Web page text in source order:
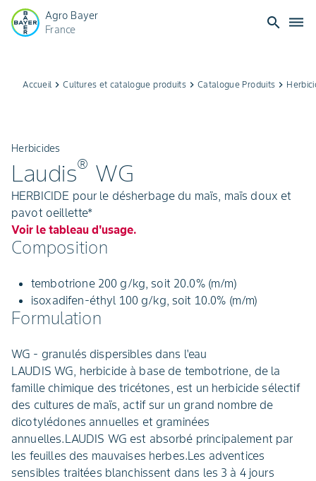
Agro Bayer
France
search dehaze
Accueil keyboard_arrow_rightCultures et catalogue produitskeyboard_arrow_right Catalogue Produits keyboard_arrow_right
Herbicides
Laudis® WG
HERBICIDE pour le désherbage du maïs, maïs doux et
pavot oeillette*
Voir le tableau d'usage.
Composition
tembotrione 200 g/kg, soit 20.0% (m/m)
isoxadifen-éthyl 100 g/kg, soit 10.0% (m/m)
Formulation
WG - granulés dispersibles dans l'eau
LAUDIS WG, herbicide à base de tembotrione, de la
famille chimique des tricétones, est un herbicide sélectif
des cultures de maïs, actif sur un grand nombre de
dicotylédones annuelles et graminées
annuelles.LAUDIS WG est absorbé principalement par
les feuilles des mauvaises herbes.Les adventices
sensibles traitées blanchissent dans les 3 à 4 jours